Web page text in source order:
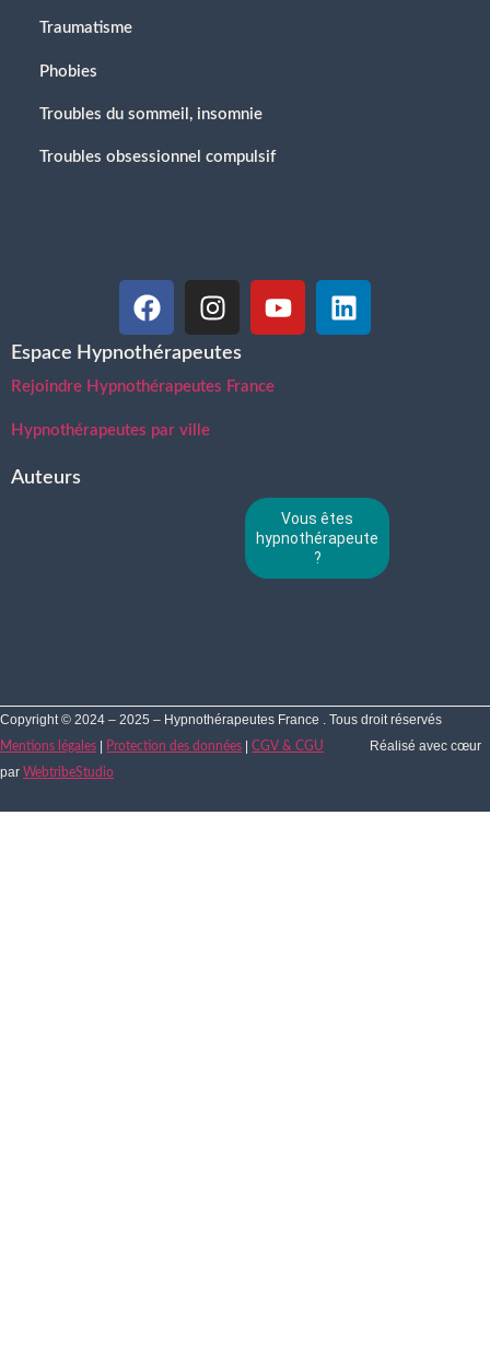
Traumatisme
Phobies
Troubles du sommeil, insomnie
Troubles obsessionnel compulsif
Espace Hypnothérapeutes
Rejoindre Hypnothérapeutes France
Hypnothérapeutes par ville
Auteurs
Vous êtes
hypnothérapeute
?
Copyright © 2024 – 2025 – Hypnothérapeutes France . Tous droit réservés
Mentions légales Protection des données CGV & CGU
Réalisé avec cœur
par WebtribeStudio